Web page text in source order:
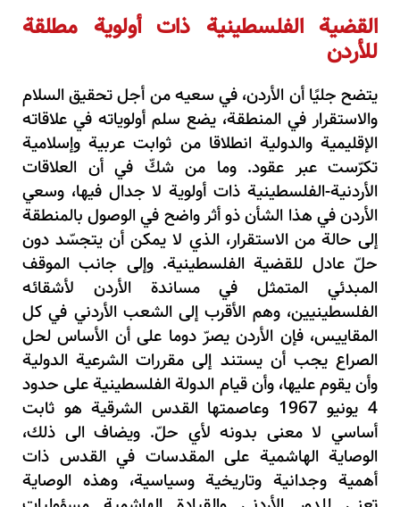
القضية الفلسطينية ذات أولوية مطلقة
للأردن
يتضح جليًا أن الأردن، في سعيه من أجل تحقيق السلام
والاستقرار في المنطقة، يضع سلم أولوياته في علاقاته
الإقليمية والدولية انطلاقا من ثوابت عربية وإسلامية
تكرّست عبر عقود. وما من شكّ في أن العلاقات
الأردنية-الفلسطينية ذات أولوية لا جدال فيها، وسعي
الأردن في هذا الشأن ذو أثر واضح في الوصول بالمنطقة
إلى حالة من الاستقرار، الذي لا يمكن أن يتجسّد دون
حلّ عادل للقضية الفلسطينية. وإلى جانب الموقف
المبدئي المتمثل في مساندة الأردن لأشقائه
الفلسطينيين، وهم الأقرب إلى الشعب الأردني في كل
المقاييس، فإن الأردن يصرّ دوما على أن الأساس لحل
الصراع يجب أن يستند إلى مقررات الشرعية الدولية
وأن يقوم عليها، وأن قيام الدولة الفلسطينية على حدود
4 يونيو 1967 وعاصمتها القدس الشرقية هو ثابت
أساسي لا معنى بدونه لأي حلّ. ويضاف الى ذلك،
الوصاية الهاشمية على المقدسات في القدس ذات
أهمية وجدانية وتاريخية وسياسية، وهذه الوصاية